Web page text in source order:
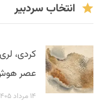
انتخاب سردبیر
کردی،
عصر هوش
۱۴ مرداد ۱۴۰۵